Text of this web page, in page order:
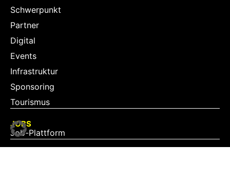
Schwerpunkt
Partner
Digital
Events
Infrastruktur
Sponsoring
Tourismus
JOBS
Job-Plattform